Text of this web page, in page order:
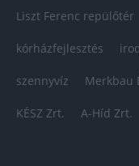
Liszt Ferenc repülőtér
kórházfejlesztés
szennyvíz Merkbau
KÉSZ Zrt. A-Híd Zrt.